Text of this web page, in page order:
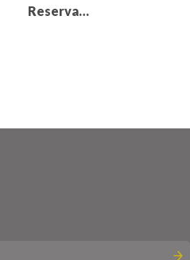
Reserva